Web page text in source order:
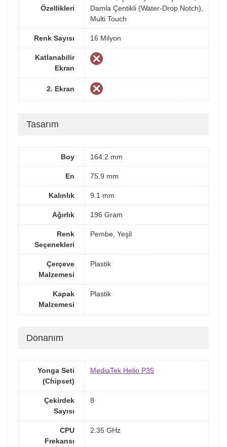
Özellikleri
Damla Çentikli (Water-Drop Notch),
Multi Touch
Renk Sayısı 16 Milyon
Katlanabilir
Ekran
2. Ekran
Tasarım
Boy 164.2 mm
En 75.9 mm
Kalınlık 9.1 mm
Ağırlık 196 Gram
Renk
Seçenekleri
Pembe, Yeşil
Çerçeve
Malzemesi
Plastik
Kapak
Malzemesi
Plastik
Donanım
Yonga Seti
(Chipset)
MediaTek Helio P35
Çekirdek
Sayısı
8
CPU
Frekansı
2.35 GHz